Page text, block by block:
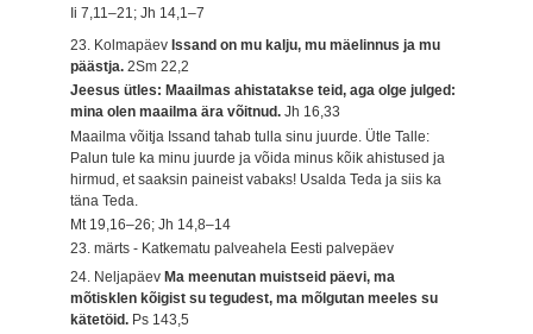
Ii 7,11–21; Jh 14,1–7
23. KolmapäevIssand on mu kalju, mu mäelinnus ja mu
päästja.2Sm 22,2
Jeesus ütles: Maailmas ahistatakse teid, aga olge julged:
mina olen maailma ära võitnud.Jh 16,33
Maailma võitja Issand tahab tulla sinu juurde. Ütle Talle:
Palun tule ka minu juurde ja võida minus kõik ahistused ja
hirmud, et saaksin paineist vabaks! Usalda Teda ja siis ka
täna Teda.
Mt 19,16–26; Jh 14,8–14
23. märts - Katkematu palveahela Eesti palvepäev
24. Neljapäev Ma meenutan muistseid päevi, ma
mõtisklen kõigist su tegudest, ma mõlgutan meeles su
kätetöid. Ps 143,5